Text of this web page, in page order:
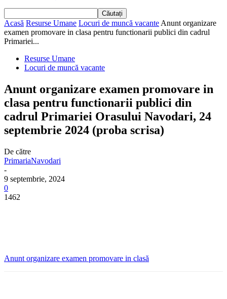
Acasă Resurse Umane Locuri de muncă vacante Anunt organizare
examen promovare in clasa pentru functionarii publici din cadrul
Primariei...
Resurse Umane
Locuri de muncă vacante
Anunt organizare examen promovare in
clasa pentru functionarii publici din
cadrul Primariei Orasului Navodari, 24
septembrie 2024 (proba scrisa)
De către
PrimariaNavodari
-
9 septembrie, 2024
0
1462
Anunt organizare examen promovare in clasă